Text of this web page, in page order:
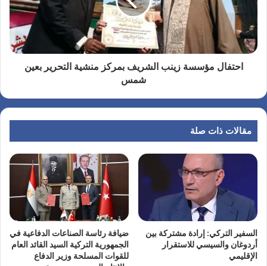
احتفال مؤسسة زينب الشريف بمركز منشية التحرير بعين
شمس
مقالات ذات صلة
السفير التركي: إرادة مشتركة بين
أردوغان والسيسي للاستقرار
الإقليمي
ضيافة رئاسة الصناعات الدفاعية في
الجمهورية التركية السيد القائد العام
للقوات المسلحة وزير الدفاع